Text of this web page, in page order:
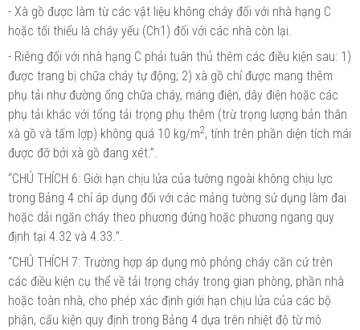
- Xà gồ được làm từ các vật liệu không cháy đối với nhà hạng C
hoặc tối thiểu là cháy yếu (Ch1) đối với các nhà còn lại.
- Riêng đối với nhà hạng C phải tuân thủ thêm các điều kiện sau: 1)
được trang bị chữa cháy tự động; 2) xà gồ chỉ được mang thêm
phụ tải như đường ống chữa cháy, máng điện, dây điện hoặc các
phụ tải khác với tổng tải trọng phụ thêm (trừ trọng lượng bản thân
xà gồ và tấm lợp) không quá 10 kg/m2, tính trên phần diện tích mái
được đỡ bởi xà gồ đang xét.”.
“CHÚ THÍCH 6: Giới hạn chịu lửa của tường ngoài không chịu lực
trong Bảng 4 chỉ áp dụng đối với các mảng tường sử dụng làm đai
hoặc dải ngăn cháy theo phương đứng hoặc phương ngang quy
định tại 4.32 và 4.33. ”
“CHÚ THÍCH 7: Trường hợp áp dụng mô phỏng cháy căn cứ trên
các điều kiện cụ thểvề tải trọng cháy trong gian phòng, phần nhà
hoặc toàn nhà, cho phép xác định giới hạn chịu lửa của các bộ
phận, cấu kiện quy định trong Bảng 4 dựa trên nhiệt độ từ mô